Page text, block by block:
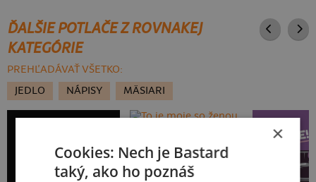
ĎALŠIE POTLAČE Z ROVNAKEJ
KATEGÓRIE
PREHĽADÁVAŤ VŠETKO:
JEDLO
NÁPISY MÄSIARI
×
Cookies: Nech je Bastard
taký, ako ho poznáš